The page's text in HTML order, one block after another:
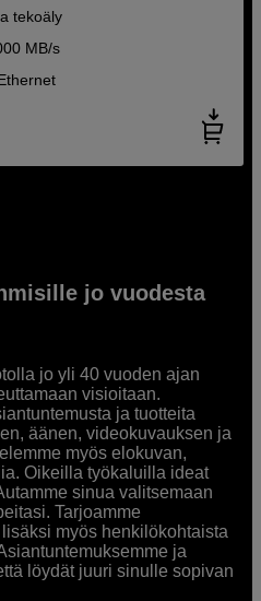
tekoäly
MB/s
jo vuodesta
jo yli 40 vuoden ajan
visioitaan.
ja tuotteita
äänen, videokuvauksen ja
myös elokuvan,
Oikeilla työkaluilla ideat
sinua valitsemaan
Tarjoamme
myös henkilökohtaista
ja
löydät juuri sinulle sopivan